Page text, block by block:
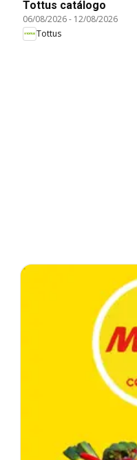
Tottus catálogo
06/08/2026- 12/08/2026
Tottus